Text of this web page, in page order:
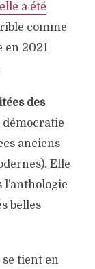
a été
comme
en 2021
des
démocratie
anciens
Elle
belles
se tient en